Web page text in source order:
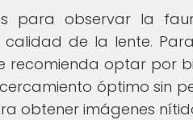
para observar la
de la lente.
recomienda optar por
óptimo sin
obtener imágenes